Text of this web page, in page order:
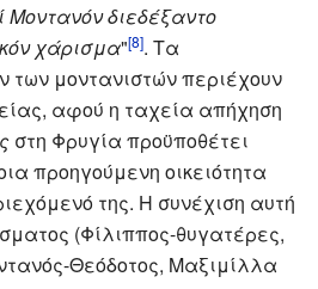
Μοντανόν διεδέξαντο
χάρισμα"[8]. Τα
των μοντανιστών περιέχουν
αφού η ταχεία απήχηση
στη Φρυγία προϋποθέτει
προηγούμενη οικειότητα
της. Η συνέχιση αυτή
(Φίλιππος-θυγατέρες,
Θεόδοτος, Μαξιμίλλα